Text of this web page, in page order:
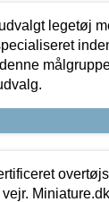
legetøj